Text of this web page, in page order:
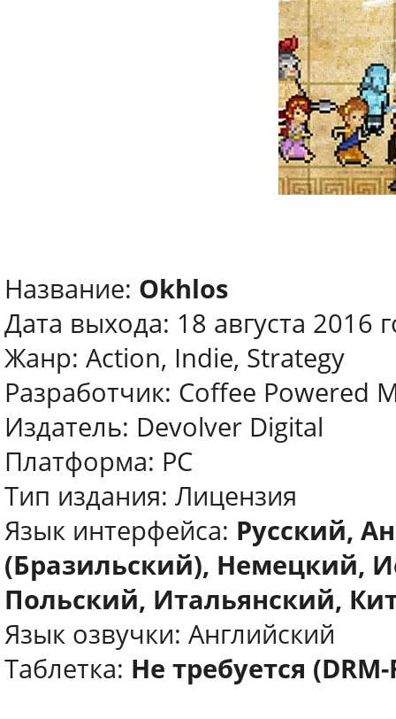
Название: Okhlos
Дата выхода: 18 августа 2016
Жанр: Action, Indie, Strategy
Разработчик: Coffee Powered
Издатель: Devolver Digital
Платформа: PC
Тип издания: Лицензия
Язык интерфейса: Русский,
(Бразильский), Немецкий,
Польский, Итальянский,
Язык озвучки: Английский
Таблетка: Не требуется